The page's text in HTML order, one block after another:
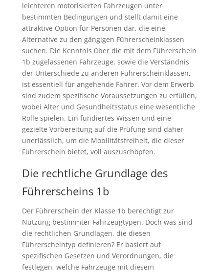
leichteren motorisierten Fahrzeugen unter
bestimmten Bedingungen und stellt damit eine
attraktive Option für Personen dar, die eine
Alternative zu den gängigen Führerscheinklassen
suchen. Die Kenntnis über die mit dem Führerschein
1b zugelassenen Fahrzeuge, sowie die Verständnis
der Unterschiede zu anderen Führerscheinklassen,
ist essentiell für angehende Fahrer. Vor dem Erwerb
sind zudem spezifische Voraussetzungen zu erfüllen,
wobei Alter und Gesundheitsstatus eine wesentliche
Rolle spielen. Ein fundiertes Wissen und eine
gezielte Vorbereitung auf die Prüfung sind daher
unerlässlich, um die Mobilitätsfreiheit, die dieser
Führerschein bietet, voll auszuschöpfen.
Die rechtliche Grundlage des
Führerscheins 1b
Der Führerschein der Klasse 1b berechtigt zur
Nutzung bestimmter Fahrzeugtypen. Doch was sind
die rechtlichen Grundlagen, die diesen
Führerscheintyp definieren? Er basiert auf
spezifischen Gesetzen und Verordnungen, die
festlegen, welche Fahrzeuge mit diesem